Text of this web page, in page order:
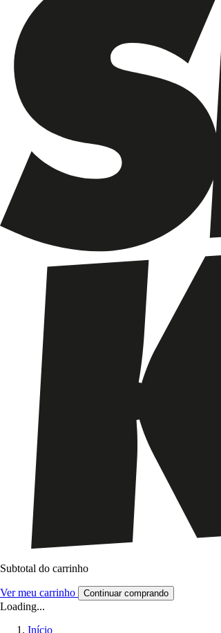
Subtotal do carrinho
Ver meu carrinho Continuar comprando
Loading...
Início